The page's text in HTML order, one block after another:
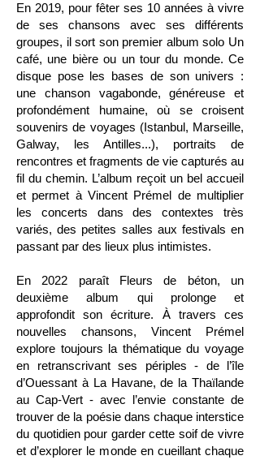
En 2019, pour fêter ses 10 années à vivre
de ses chansons avec ses différents
groupes, il sort son premier album solo Un
café, une bière ou un tour du monde. Ce
disque pose les bases de son univers :
une chanson vagabonde, généreuse et
profondément humaine, où se croisent
souvenirs de voyages (Istanbul, Marseille,
Galway, les Antilles...), portraits de
rencontres et fragments de vie capturés au
fil du chemin. L’album reçoit un bel accueil
et permet à Vincent Prémel de multiplier
les concerts dans des contextes très
variés, des petites salles aux festivals en
passant par des lieux plus intimistes.
En 2022 paraît Fleurs de béton, un
deuxième album qui prolonge et
approfondit son écriture. À travers ces
nouvelles chansons, Vincent Prémel
explore toujours la thématique du voyage
en retranscrivant ses périples - de l’île
d’Ouessant à La Havane, de la Thaïlande
au Cap-Vert - avec l’envie constante de
trouver de la poésie dans chaque interstice
du quotidien pour garder cette soif de vivre
et d’explorer le monde en cueillant chaque